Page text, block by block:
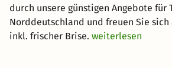
durch unsere günstigen Angebote für
Norddeutschland und freuen Sie sich
inkl. frischer Brise. weiterlesen